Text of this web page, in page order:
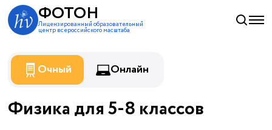
ФОТОН
Лицензированный образовательный
центр всероссийского масштаба
Очный Онлайн
Физика для 5-8 классов